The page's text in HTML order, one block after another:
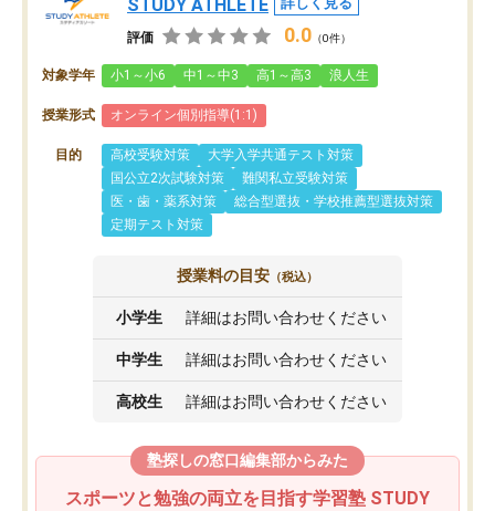
STUDY ATHLETE
評価 0.0 （0件）
対象学年 小1～小6 中1～中3 高1～高3 浪人生
授業形式 オンライン個別指導(1:1)
目的 高校受験対策
大学入学共通テスト対策
国公立2次試験対策
難関私立受験対策
医・歯・薬系対策
総合型選抜・学校推薦型選抜対策
定期テスト対策
授業料の目安 （税込）
小学生 詳細はお問い合わせください
中学生 詳細はお問い合わせください
高校生 詳細はお問い合わせください
塾探しの窓口編集部からみた
スポーツと勉強の両立を目指す学習塾 STUDY